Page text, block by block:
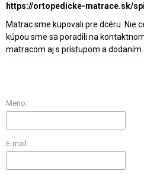
https://ortopedicke-matrace.sk/
Matrac sme kupovali pre dcéru. Nie
kúpou sme sa poradili na
matracom aj s prístupom a dodaním.
Meno:
E-mail: